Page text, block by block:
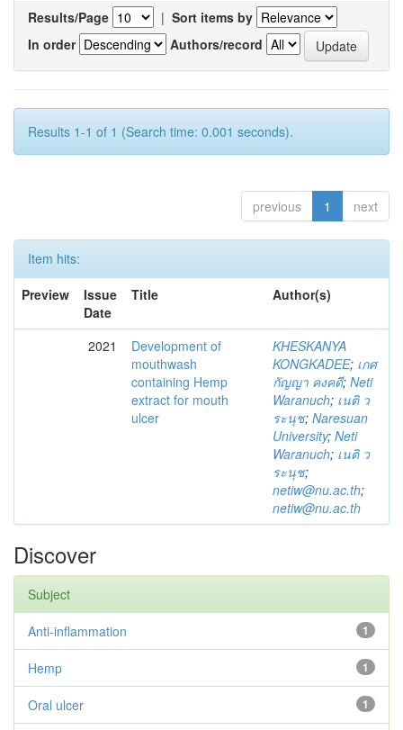
Results/Page | Sort items by
In order
Authors/record
Results 1-1 of 1 (Search time: 0.001 seconds).
previous 1 next
Item hits:
Preview
Issue
Date
Title Author(s)
2021
Development of
mouthwash
containing Hemp
extract for mouth
ulcer
KHESKANYA
KONGKADEE; เกศ
กัญญา คงคดี; Neti
Waranuch; เนติ ว
ระนุช; Naresuan
University; Neti
Waranuch; เนติ ว
ระนุช;
netiw@nu.ac.th;
netiw@nu.ac.th
Discover
Subject
1
Anti-inflammation
1
Hemp
1
Oral ulcer